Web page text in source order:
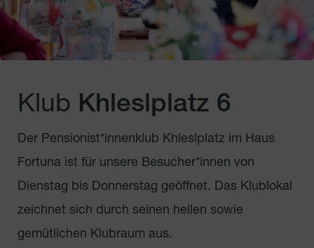
Klub Khleslplatz 6
Der Pensionist*innenklub Khleslplatz im Haus
Fortuna ist für unsere Besucher*innen von
Dienstag bis Donnerstag geöffnet. Das Klublokal
zeichnet sich durch seinen hellen sowie
gemütlichen Klubraum aus.